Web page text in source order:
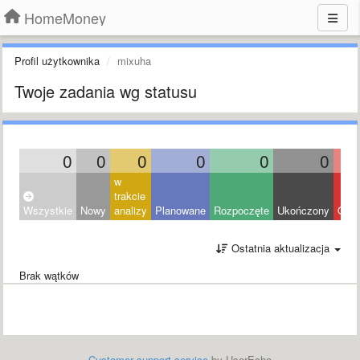
HomeMoney
Profil użytkownika mixuha
Twoje zadania wg statusu
0 0 0 0 0 0
Wszystkie Nowy
w
trakcie
analizy
Planowane Rozpoczęte Ukończony
Ostatnia aktualizacja
Brak wątków